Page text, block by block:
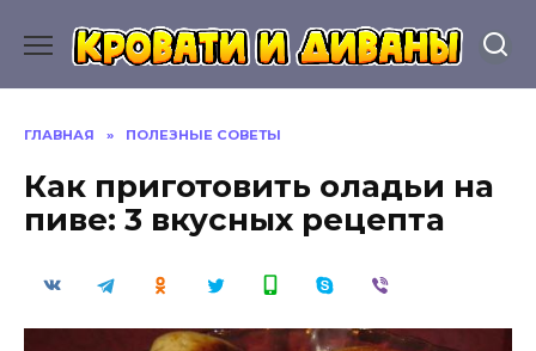
содержанию
ГЛАВНАЯ » ПОЛЕЗНЫЕ СОВЕТЫ
Как приготовить оладьи на
пиве: 3 вкусных рецепта